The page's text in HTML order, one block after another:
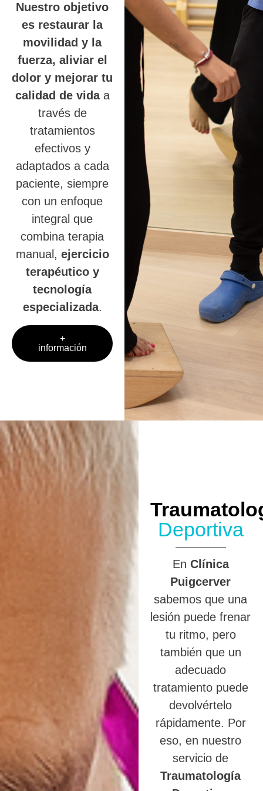
Nuestro objetivo
es restaurar la
movilidad y la
fuerza, aliviar el
dolor y mejorar tu
calidad de vidaa
través de
tratamientos
efectivos y
adaptados a cada
paciente, siempre
con un enfoque
integral que
combina terapia
manual, ejercicio
terapéutico y
tecnología
especializada.
+
información
Deportiva
En Clínica
Puigcerver
sabemos que una
lesión puede frenar
tu ritmo, pero
también que un
adecuado
tratamiento puede
devolvértelo
rápidamente. Por
eso, en nuestro
servicio de
Traumatología